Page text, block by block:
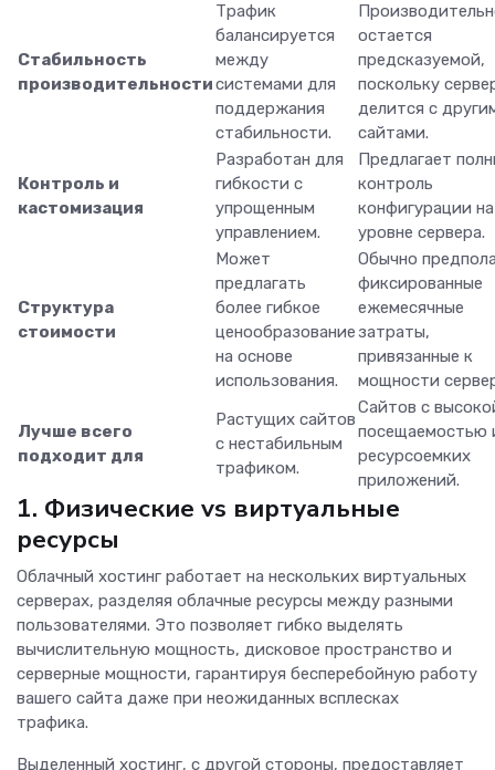
Стабильность
производительности
Трафик
балансируется
между
системами для
поддержания
стабильности.
остается
предсказуемой,
поскольку
делится с
сайтами.
Контроль и
кастомизация
Разработан для
гибкости с
упрощенным
управлением.
Предлагает
контроль
конфигурации на
уровне сервера.
Структура
стоимости
Может
предлагать
более гибкое
ценообразование
на основе
использования.
Обычно
фиксированные
ежемесячные
затраты,
привязанные к
мощности
Лучше всего
подходит для
Растущих сайтов
с нестабильным
трафиком.
Сайтов с
посещаемостью
ресурсоемких
приложений.
1. Физические vs виртуальные
ресурсы
Облачный хостинг работает на нескольких виртуальных
серверах, разделяя облачные ресурсы между разными
пользователями. Это позволяет гибко выделять
вычислительную мощность, дисковое пространство и
серверные мощности, гарантируя бесперебойную работу
вашего сайта даже при неожиданных всплесках
трафика.
Выделенный хостинг, с другой стороны, предоставляет